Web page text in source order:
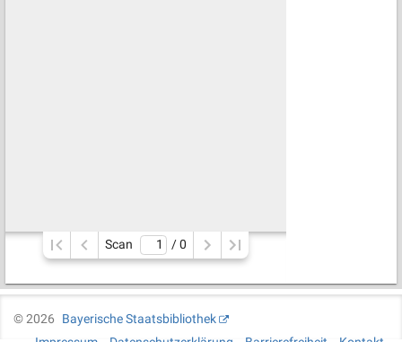
Scan / 0
©2026
Bayerische Staatsbibliothek